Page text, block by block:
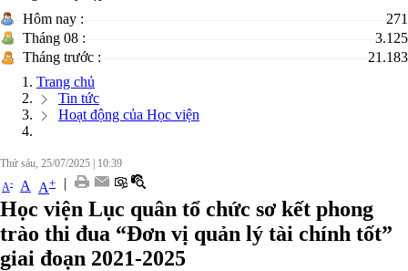
Hôm nay :
271
Tháng 08 :
3.125
Tháng trước :
21.183
Trang chủ
Tin tức
Hoạt động của Học viện
Thứ sáu, 25/07/2025
10:39
A- A A+
Học viện Lục quân tổ chức sơ kết phong
trào thi đua “Đơn vị quản lý tài chính tốt”
giai đoạn 2021-2025